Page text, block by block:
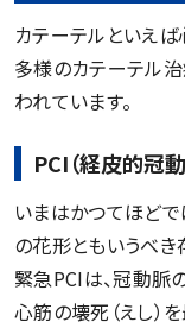
カテーテルといえば
多様のカテーテル
われています。
PCI（経皮的冠
いまはかつてほど
の花形ともいうべき
緊急PCIは、冠動脈
心筋の壊死（えし）